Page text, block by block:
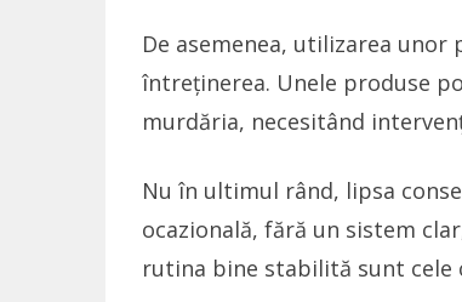
De asemenea, utilizarea
întreținerea. Unele produse
murdăria, necesitând
Nu în ultimul rând, lipsa
ocazională, fără un sistem
rutina bine stabilită sunt cele